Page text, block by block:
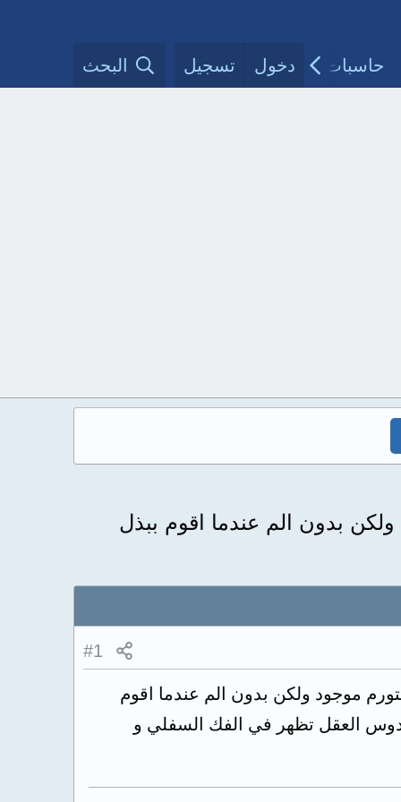
حاسبات طبية مقالات الأطباءدخول تسجيل البحث
موجود ولكن بدون الم عندما اقوم ببذل
#1
بالم الان مزال التورم موجود ولكن بدون الم عندما اقوم
دوس العقل تظهر في الفك السفلي و